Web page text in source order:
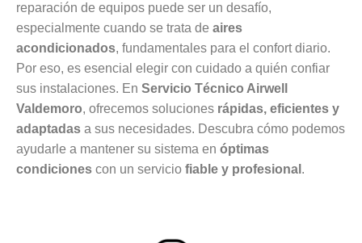
reparación de equipos puede ser un desafío,
especialmente cuando se trata de aires
acondicionados, fundamentales para el confort diario.
Por eso, es esencial elegir con cuidado a quién confiar
sus instalaciones. En Servicio Técnico Airwell
Valdemoro, ofrecemos soluciones rápidas, eficientes y
adaptadas a sus necesidades. Descubra cómo podemos
ayudarle a mantener su sistema en óptimas
condiciones con un servicio fiable y profesional .